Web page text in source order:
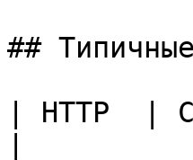
##
| HTTP